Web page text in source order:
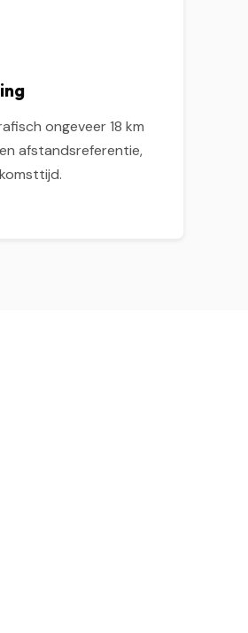
ongeveer 18 km
afstandsreferentie,